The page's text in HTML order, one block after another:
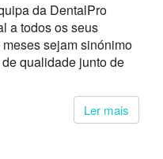
da DentalPro
a todos os seus
sejam sinónimo
qualidade junto de
Ler mais